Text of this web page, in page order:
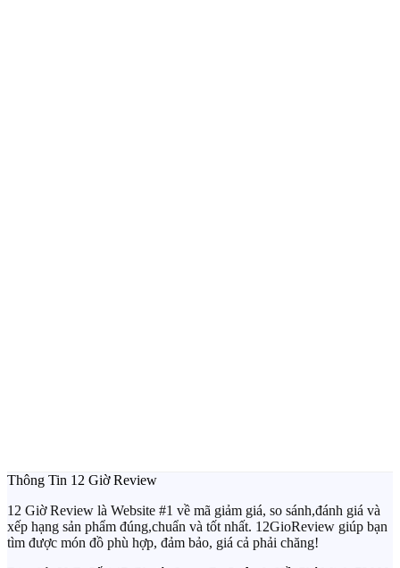
Thông Tin 12 Giờ Review
12 Giờ Review là Website #1 về mã giảm giá, so sánh,đánh giá và
xếp hạng sản phẩm đúng,chuẩn và tốt nhất. 12GioReview giúp bạn
tìm được món đồ phù hợp, đảm bảo, giá cả phải chăng!